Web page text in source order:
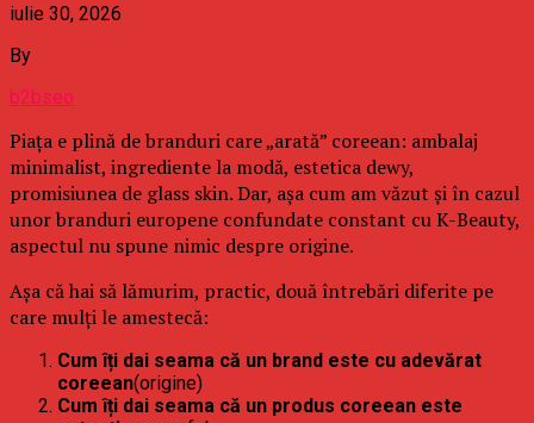
iulie 30, 2026
By
b2bseo
Piața e plină de branduri care „arată” coreean: ambalaj
minimalist, ingrediente la modă, estetica dewy,
promisiunea de glass skin. Dar, așa cum am văzut și în cazul
unor branduri europene confundate constant cu K-Beauty,
aspectul nu spune nimic despre origine.
Așa că hai să lămurim, practic, două întrebări diferite pe
care mulți le amestecă:
Cum îți dai seama că un brand este cu adevărat
coreean(origine)
Cum îți dai seama că un produs coreean este